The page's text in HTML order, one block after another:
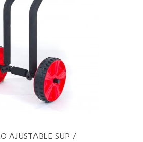
AJUSTABLE SUP /